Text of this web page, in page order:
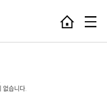
없습니다.